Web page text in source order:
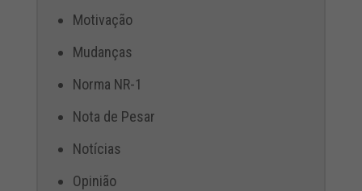
Motivação
Mudanças
Norma NR-1
Nota de Pesar
Notícias
Opinião